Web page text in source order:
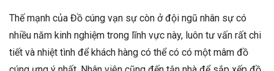
Thế mạnh của Đồ cúng vạn sự còn ở đội ngũ nhân sự có
nhiều năm kinh nghiệm trong lĩnh vực này, luôn tư vấn rất chi
tiết và nhiệt tình để khách hàng có thể có có một mâm đồ